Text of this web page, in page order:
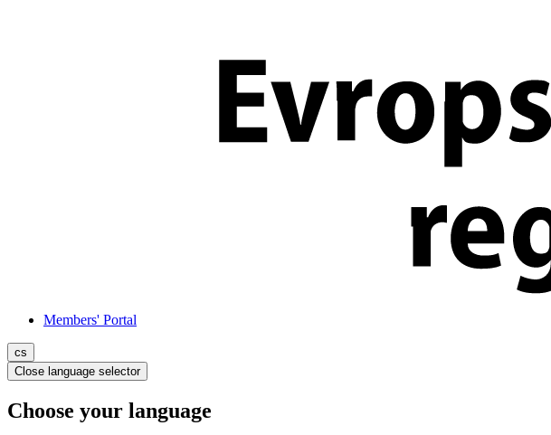
Members' Portal
cs
Close language selector
Choose your language